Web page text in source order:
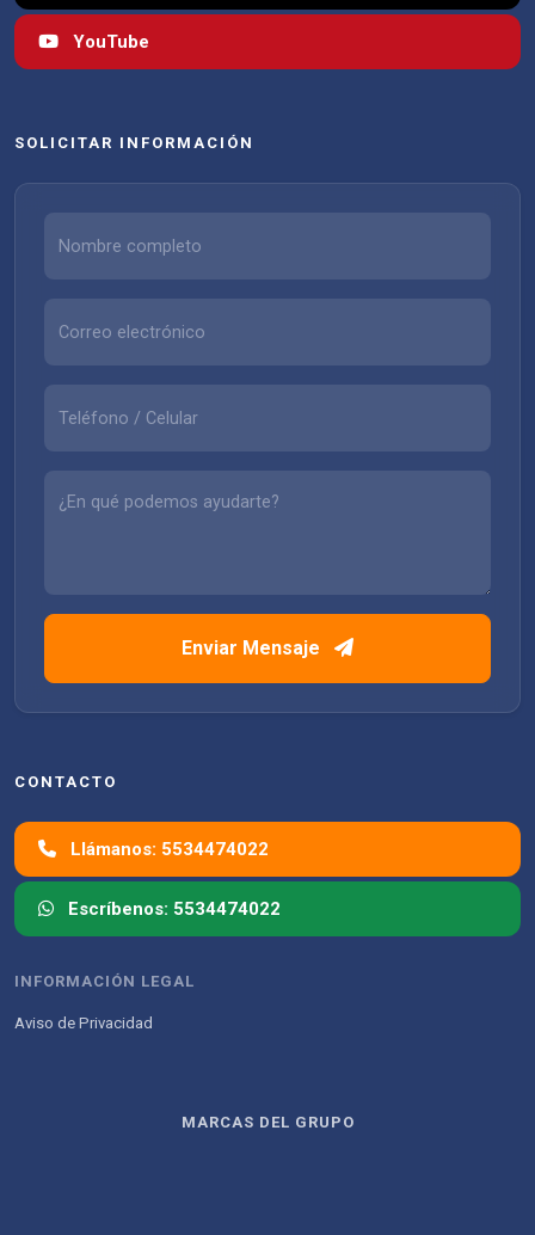
YouTube
SOLICITAR INFORMACIÓN
Enviar Mensaje
CONTACTO
Llámanos: 5534474022
Escríbenos: 5534474022
INFORMACIÓN LEGAL
Aviso de Privacidad
MARCAS DEL GRUPO